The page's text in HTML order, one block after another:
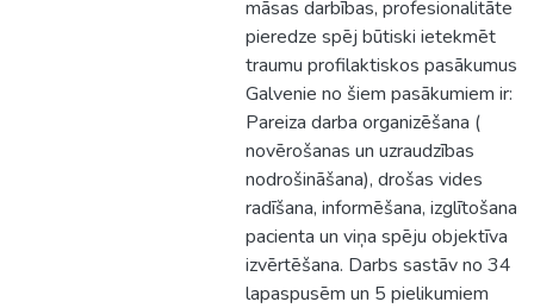
māsas darbības, profesionalitāte
pieredze spēj būtiski ietekmēt
traumu profilaktiskos pasākumus.
Galvenie no šiem pasākumiem ir:
Pareiza darba organizēšana (
novērošanas un uzraudzības
nodrošināšana), drošas vides
radīšana, informēšana, izglītošana,
pacienta un viņa spēju objektīva
izvērtēšana. Darbs sastāv no 34
lapaspusēm un 5 pielikumiem